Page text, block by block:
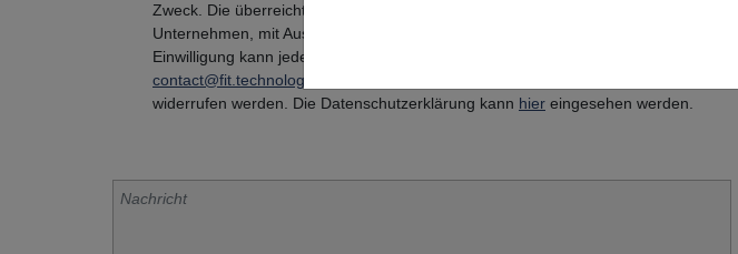
Zweck. Die überreichten Informationen und Kontaktdaten werden nicht an andere
Unternehmen, mit Ausnahme der verbundenen Unternehmen, weitergegeben. Die
Einwilligung kann jederzeit mit Wirkung für die Zukunft per E-Mail an
contact@fit.technology
widerrufen werden. Die Datenschutzerklärung kann hier eingesehen werden.